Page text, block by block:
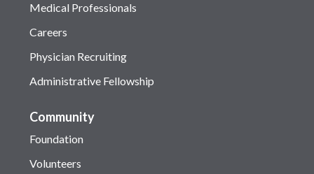
Medical Professionals
Careers
Physician Recruiting
Administrative Fellowship
Community
Foundation
Volunteers